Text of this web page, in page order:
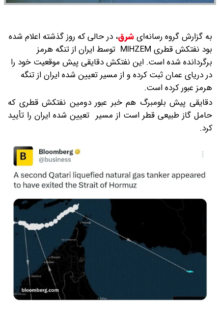
به گزارش گروه رسانه‌ایشرق، در حالی که روز گذشته اعلام شده
بود نفتکش قطری MIHZEM توسط ایران از تنگه هرمز
برگردانده شده است. این نفتکش دقایقی پیش موقعیت خود را
در دریای عمان ثبت کرده و از مسیر تعیین شده ایران از تنگه
هرمز عبور کرده است.
دقایقی پیش بلومبرگ هم خبر عبور دومین نفتکش قطری که
حامل گاز طبیعی قطر است از مسیر تعیین شده ایران را تأیید
کرد.